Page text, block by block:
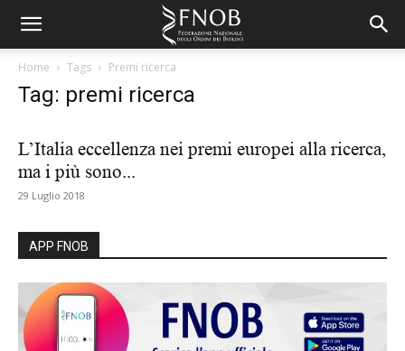
Home Tags Premi ricerca
Tag: premi ricerca
L’Italia eccellenza nei premi europei alla ricerca,
ma i più sono...
29 Luglio 2018
APP FNOB